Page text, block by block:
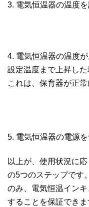
3. 電気恒温器の温度を
4. 電気恒温器の温度
設定温度まで上昇し
これは、保育器が正
5. 電気恒温器の電源を
以上が、使用状況に
の5つのステップです
のみ、電気恒温イン
することを保証できま